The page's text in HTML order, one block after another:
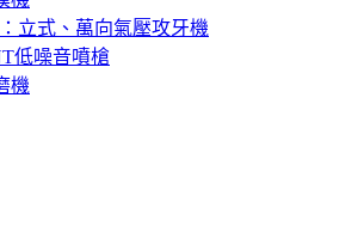
立式、萬向氣壓攻牙機
低噪音噴槍
機